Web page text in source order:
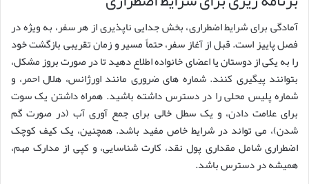
آمادگی برای شرایط اضطراری، بخش جدایی ناپذیری از هر سفر، به ویژه در
فصل پاییز است. قبل از آغاز سفر، حتماً مسیر و زمان تقریبی بازگشت خود
را به یکی از دوستان یا اعضای خانواده اطلاع دهید تا در صورت بروز مشکل،
بتوانند پیگیری کنند. شماره های ضروری مانند اورژانس، هلال احمر، و
شماره پلیس محلی را در دسترس داشته باشید. همراه داشتن یک سوت
برای علامت دادن، و یک سطل خالی برای جمع آوری آب (در صورت گم
شدن)، می تواند در شرایط خاص مفید باشد. همچنین، یک کیف کوچک
اضطراری شامل مقداری پول نقد، کارت شناسایی، و کپی از مدارک مهم،
همیشه در دسترس باشد.